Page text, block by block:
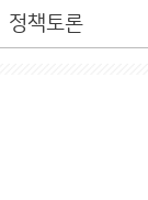
정책토론